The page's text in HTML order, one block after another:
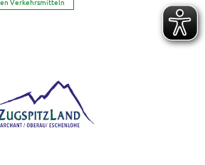
Oberau und Eschenlohe